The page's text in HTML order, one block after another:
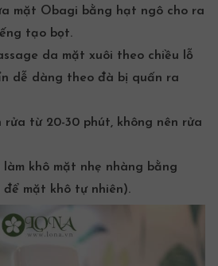
mặt Obagi bằng hạt ngô cho ra
tạo bọt.
da mặt xuôi theo chiều lỗ
dễ dàng theo đà bị quấn ra
rửa từ 20-30 phút, không nên rửa
làm khô mặt nhẹ nhàng bằng
để mặt khô tự nhiên).